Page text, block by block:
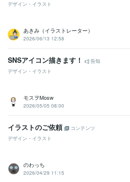
デザイン・イラスト
あきみ（イラストレーター）
2026/06/13 12:58
SNSアイコン描きます！
告知
デザイン・イラスト
モスヲMosw
2026/05/05 08:00
イラストのご依頼
コンテンツ
デザイン・イラスト
のわっち
2026/04/29 11:15